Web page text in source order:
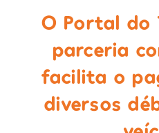
O Portal do
parceria
facilita o
diversos